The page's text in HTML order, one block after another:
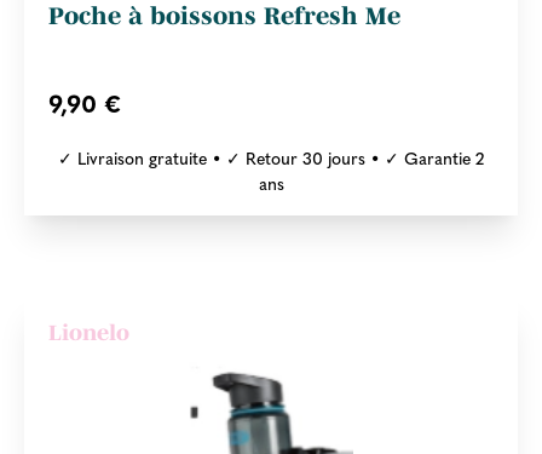
Poche à boissons Refresh Me
9,90 €
✓ Livraison gratuite • ✓ Retour 30 jours • ✓ Garantie 2
ans
Lionelo